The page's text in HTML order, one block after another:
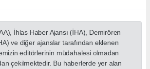
İhlas Haber Ajansı (İHA), Demirören
ve diğer ajanslar tarafından eklenen
editörlerinin müdahalesi olmadan
çekilmektedir. Bu haberlerde yer alan